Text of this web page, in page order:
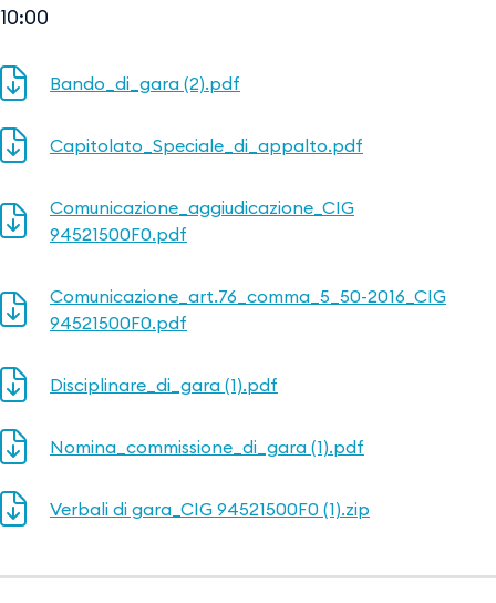
10:00
Bando_di_gara (2).pdf
Capitolato_Speciale_di_appalto.pdf
Comunicazione_aggiudicazione_CIG
94521500F0.pdf
Comunicazione_art.76_comma_5_50-2016_CIG
94521500F0.pdf
Disciplinare_di_gara (1).pdf
Nomina_commissione_di_gara (1).pdf
Verbali di gara_CIG 94521500F0 (1).zip